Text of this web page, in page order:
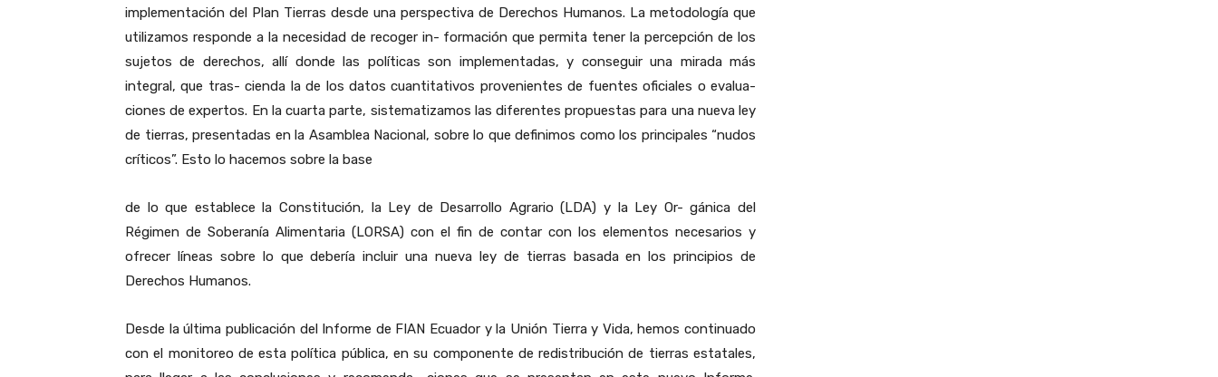
implementación del Plan Tierras desde una perspectiva de Derechos Humanos. La metodología que
utilizamos responde a la necesidad de recoger in- formación que permita tener la percepción de los
sujetos de derechos, allí donde las políticas son implementadas, y conseguir una mirada más
integral, que tras- cienda la de los datos cuantitativos provenientes de fuentes oficiales o evalua-
ciones de expertos. En la cuarta parte, sistematizamos las diferentes propuestas para una nueva ley
de tierras, presentadas en la Asamblea Nacional, sobre lo que definimos como los principales “nudos
críticos”. Esto lo hacemos sobre la base
de lo que establece la Constitución, la Ley de Desarrollo Agrario (LDA) y la Ley Or- gánica del
Régimen de Soberanía Alimentaria (LORSA) con el fin de contar con los elementos necesarios y
ofrecer líneas sobre lo que debería incluir una nueva ley de tierras basada en los principios de
Derechos Humanos.
Desde la última publicación del Informe de FIAN Ecuador y la Unión Tierra y Vida, hemos continuado
con el monitoreo de esta política pública, en su componente de redistribución de tierras estatales,